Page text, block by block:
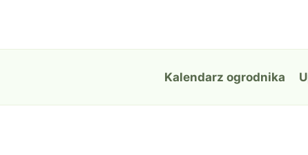
treści
Kalendarz ogrodnika